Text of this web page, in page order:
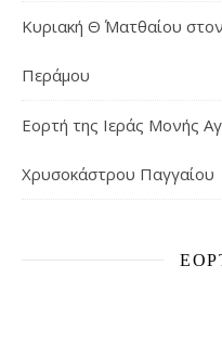
Κυριακή Θ΄ Ματθαίου
Περάμου
Εορτή της Ιεράς Μονής
Χρυσοκάστρου Παγγαίου